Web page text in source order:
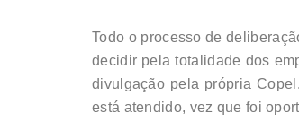
Todo o processo de
decidir pela totalidade dos
divulgação pela própria
está atendido, vez que foi